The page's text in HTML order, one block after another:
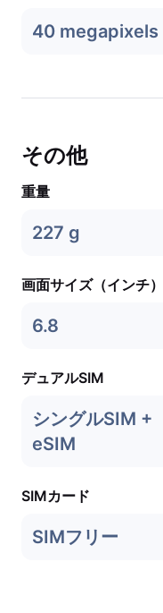
40 megapixels
その他
重量
227 g
画面サイズ（インチ）
6.8
デュアルSIM
シングルSIM +
eSIM
SIMカード
SIMフリー